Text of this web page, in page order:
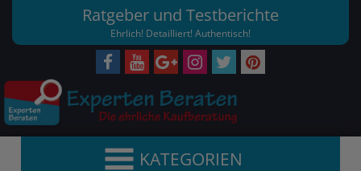
Ratgeber und Testberichte
Ehrlich! Detailliert! Authentisch!
KATEGORIEN